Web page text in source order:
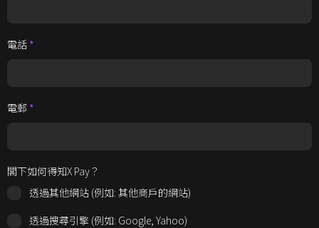
電話 *
電郵 *
閣下如何得知X Pay？
透過其他網站 (例如: 其他商戶的網站)
透過搜尋引擎 (例如: Google, Yahoo)